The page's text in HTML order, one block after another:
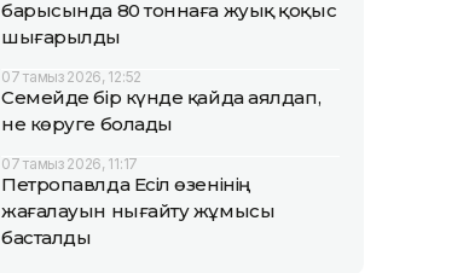
барысында 80 тоннаға жуық қоқыс
шығарылды
07 тамыз 2026, 12:52
Семейде бір күнде қайда аялдап,
не көруге болады
07 тамыз 2026, 11:17
Петропавлда Есіл өзенінің
жағалауын нығайту жұмысы
басталды